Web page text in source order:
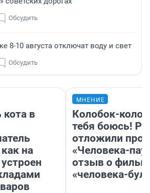
Обсудить
8-10 августа отключат воду и свет
Обсудить
в
на
МНЕНИЕ
Колобок-
тебя боюсь!
отложили
«Человека-
отзыв о
«человека-